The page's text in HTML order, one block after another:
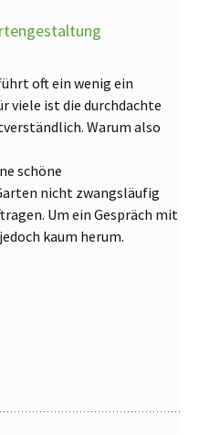
oft ein wenig ein
viele ist die durchdachte
Warum also
schöne
nicht zwangsläufig
Um ein Gespräch mit
kaum herum.